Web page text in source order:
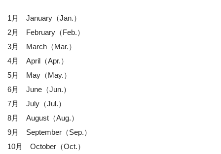
1月 January（Jan.）
2月 February（Feb.）
3月 March（Mar.）
4月 April（Apr.）
5月 May（May.）
6月 June（Jun.）
7月 July（Jul.）
8月 August（Aug.）
9月 September（Sep.）
10月 October（Oct.）